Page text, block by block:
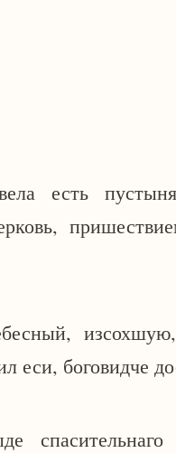
есть
еси, боговидче